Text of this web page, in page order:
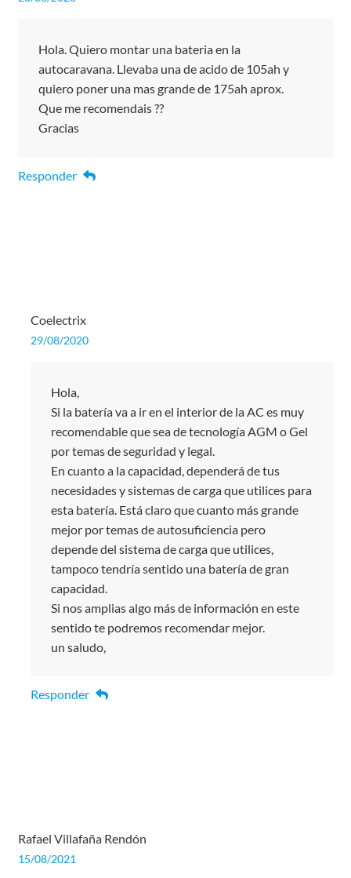
Hola. Quiero montar una bateria en la
autocaravana. Llevaba una de acido de 105ah y
quiero poner una mas grande de 175ah aprox.
Que me recomendais ??
Gracias
Responder
Coelectrix
29/08/2020
Hola,
Si la batería va a ir en el interior de la AC es muy
recomendable que sea de tecnología AGM o Gel
por temas de seguridad y legal.
En cuanto a la capacidad, dependerá de tus
necesidades y sistemas de carga que utilices para
esta batería. Está claro que cuanto más grande
mejor por temas de autosuficiencia pero
depende del sistema de carga que utilices,
tampoco tendría sentido una batería de gran
capacidad.
Si nos amplias algo más de información en este
sentido te podremos recomendar mejor.
un saludo,
Responder
Rafael Villafaña Rendón
15/08/2021